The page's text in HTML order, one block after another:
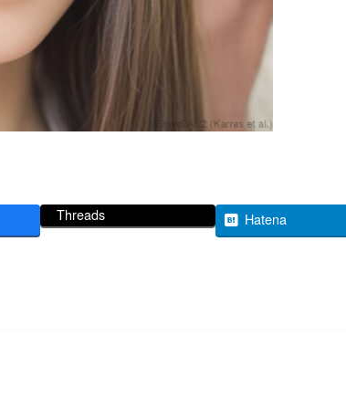
Threads Hatena